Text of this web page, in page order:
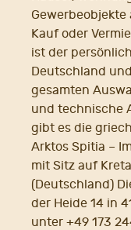
Gewerbeobjekte
Kauf oder
ist der
Deutschland
gesamten
und technische
gibt es die
Arktos Spitia –
mit Sitz auf
(Deutschland)
der Heide 14 in
unter +49 173